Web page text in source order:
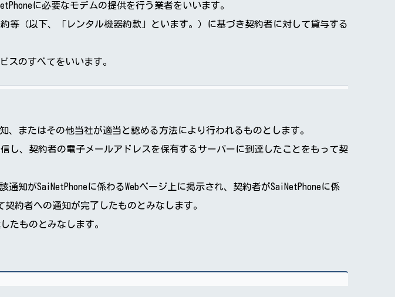
に必要なモデムの提供を行う業者をいいます。
等（以下、「レンタル機器約款」といます。）に基づき契約者に対して貸与する
スのすべてをいいます。
、またはその他当社が適当と認める方法により行われるものとします。
し、契約者の電子メールアドレスを保有するサーバーに到達したことをもって契
知がSaiNetPhoneに係わるWebページ上に掲示され、契約者がSaiNetPhoneに係
約者への通知が完了したものとみなします。
たものとみなします。